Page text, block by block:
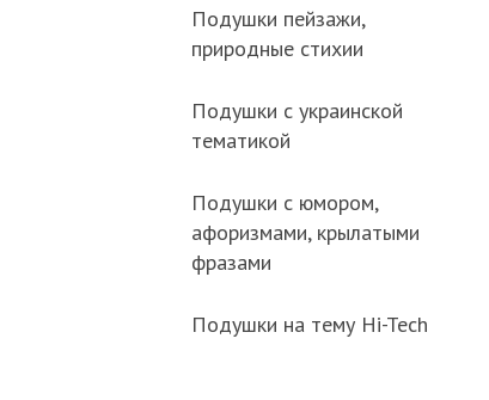
Подушки пейзажи,
природные стихии
Подушки с украинской
тематикой
Подушки с юмором,
афоризмами, крылатыми
фразами
Подушки на тему Hi-Tech